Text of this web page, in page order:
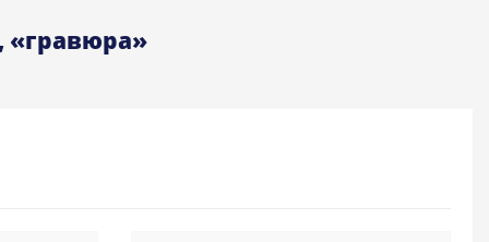
«гравюра»